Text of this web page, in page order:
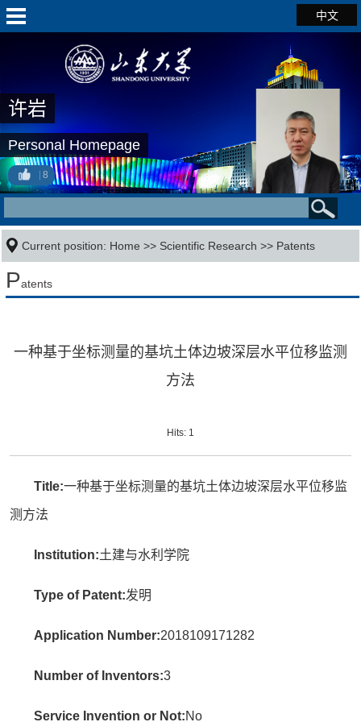
中文
许岩
Personal Homepage
8
Current position: Home >> Scientific Research >> Patents
Patents
一种基于坐标测量的基坑土体边坡深层水平位移监测
方法
Hits: 1
Title:一种基于坐标测量的基坑土体边坡深层水平位移监
测方法
Institution:土建与水利学院
Type of Patent:发明
Application Number:2018109171282
Number of Inventors:3
Service Invention or Not:No